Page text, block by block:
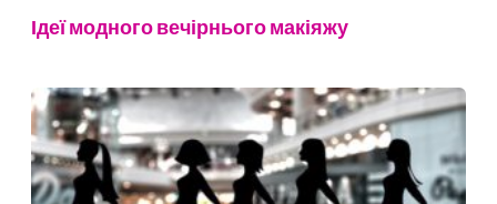
Ідеї модного вечірнього макіяжу